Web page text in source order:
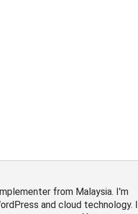
from Malaysia. I'm
and cloud technology. I